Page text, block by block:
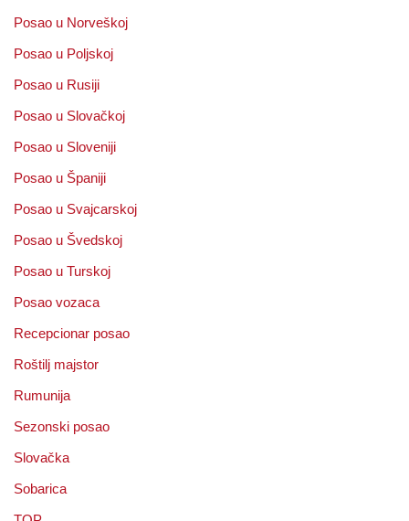
Posao u Norveškoj
Posao u Poljskoj
Posao u Rusiji
Posao u Slovačkoj
Posao u Sloveniji
Posao u Španiji
Posao u Svajcarskoj
Posao u Švedskoj
Posao u Turskoj
Posao vozaca
Recepcionar posao
Roštilj majstor
Rumunija
Sezonski posao
Slovačka
Sobarica